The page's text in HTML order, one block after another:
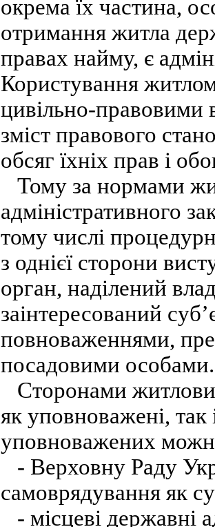
окрема їх частина,
отримання житла
правах найму, є
Користування
цивільно-правовими
зміст правового
обсяг їхніх прав і
Тому за нормами
адміністративного
тому числі
з однієї сторони
орган, наділений
заінтересований
повноваженнями,
посадовими особами.
Сторонами
як уповноважені, так
уповноважених
- Верховну Раду
самоврядування як
- місцеві державні